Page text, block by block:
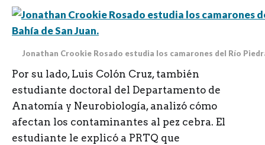
Jonathan Crookie Rosado estudia los camarones del Río
Por su lado, Luis Colón Cruz, también
estudiante doctoral del Departamento de
Anatomía y Neurobiología, analizó cómo
afectan los contaminantes al pez cebra. El
estudiante le explicó a PRTQ que